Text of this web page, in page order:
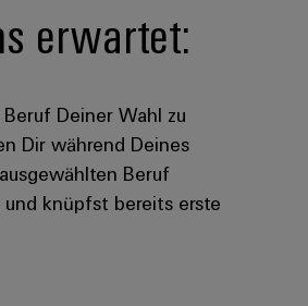
erwartet:
Deiner Wahl zu
Dir während Deines
Beruf
knüpfst bereits erste